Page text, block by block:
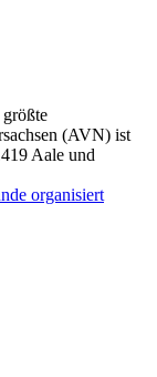
(AVN) ist
Aale und
organisiert